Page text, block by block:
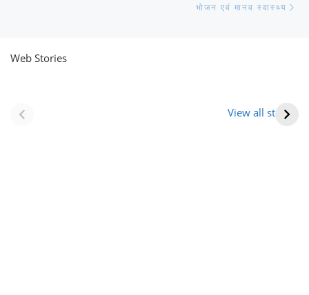
भोजन एवं मानव स्वास्थ्य
Web Stories
View all stories
(राजस्थान) |
Formation Of New
आभूषण (women’s